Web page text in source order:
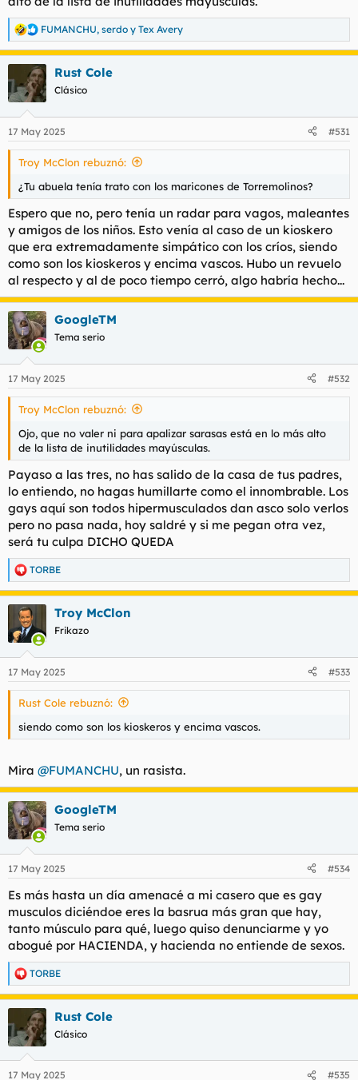
R
e
a
c
i
e
s
FUMANCHU, serdo y Tex Avery
Rust Cole
Clásico
17 May 2025 #531
Troy McClon rebuznó:
¿Tu abuela tenía trato con los maricones de Torremolinos?
Espero que no, pero tenía un radar para vagos, maleantes
y amigos de los niños. Esto venía al caso de un kioskero
que era extremadamente simpático con los críos, siendo
como son los kioskeros y encima vascos. Hubo un revuelo
al respecto y al de poco tiempo cerró, algo habría hecho...
GoogleTM
Tema serio
17 May 2025 #532
Troy McClon rebuznó:
Ojo, que no valer ni para apalizar sarasas está en lo más alto
de la lista de inutilidades mayúsculas.
Payaso a las tres, no has salido de la casa de tus padres,
lo entiendo, no hagas humillarte como el innombrable. Los
gays aquí son todos hipermusculados dan asco solo verlos
pero no pasa nada, hoy saldré y si me pegan otra vez,
será tu culpa DICHO QUEDA
R
e
a
c
i
e
s
TORBE
Troy McClon
Frikazo
17 May 2025 #533
Rust Cole rebuznó:
siendo como son los kioskeros y encima vascos.
Mira @FUMANCHU, un rasista.
GoogleTM
Tema serio
17 May 2025 #534
Es más hasta un día amenacé a mi casero que es gay
musculos diciéndoe eres la basrua más gran que hay,
tanto músculo para qué, luego quiso denunciarme y yo
abogué por HACIENDA, y hacienda no entiende de sexos.
R
e
a
c
i
TORBE
Rust Cole
Clásico
17 May 2025 #535